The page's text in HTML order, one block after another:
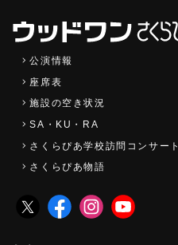
公演情報
座席表
施設の空き状況
SA・KU・RA
さくらぴあ学校訪問コンサート
さくらぴあ物語